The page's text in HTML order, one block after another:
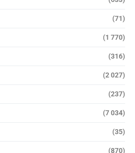
(71)
(1 770)
(316)
(2 027)
(237)
(7 034)
(35)
(870)